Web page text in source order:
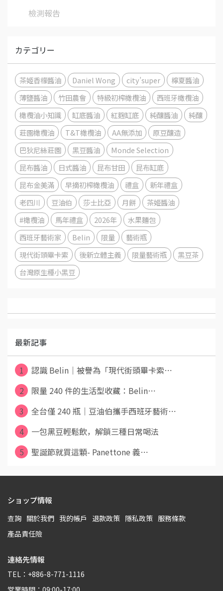
檢測報告
カテゴリー
茶姬香檬醬油 Daniel Wong city’super
檸夏醬油
薄鹽醬油
竹田農會 特級初榨橄欖油
西班牙橄欖油
橄欖油小知識
缸底醬油 紅麴缸底 純釀醬油
純釀
莊園橄欖油
T&T橄欖油 AA無添加
原豆釀造
巴狄尼絲莊園
黑豆醬油
Monde Selection
昆布醬油
日式醬油 昆布甘田
昆布缸底
昆布金美滿
早摘初榨橄欖油 禮盒
新年禮盒
老四川
豆油伯 莎士比亞 月餅
茶姬醬油
#橄欖油
馬年禮盒 2026年
水果麵包
西班牙藝術家
Belin 限量
藝術瓶
現代街頭畢卡索
後新立體主義 限量藝術瓶
黑豆茶
台灣原生種小黑豆
最新記事
1
認識 Belin｜被譽為「現代街頭畢卡索⋯
2
限量 240 件的生活型收藏：Belin⋯
3
全台僅 240 瓶｜豆油伯攜手西班牙藝術⋯
4
一包黑豆輕鬆飲，解鎖三種日常喝法
5
聖誕節就買這顆- Panettone 義⋯
ショップ情報
查詢 關於我們 我的帳戶 退款政策 隱私政策 服務條款
產品責任險
連絡先情報
TEL：+886-8-771-1116